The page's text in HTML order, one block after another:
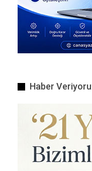
Haber